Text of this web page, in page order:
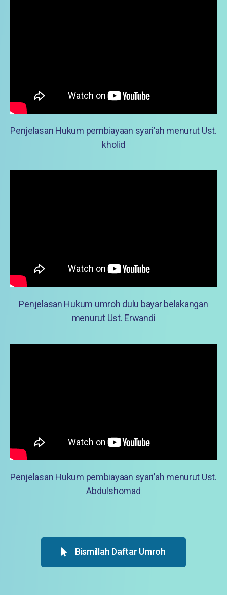
Penjelasan Hukum pembiayaan syari’ah menurut Ust.
kholid
Penjelasan Hukum umroh dulu bayar belakangan
menurut Ust. Erwandi
Penjelasan Hukum pembiayaan syari’ah menurut Ust.
Abdulshomad
Bismillah Daftar Umroh